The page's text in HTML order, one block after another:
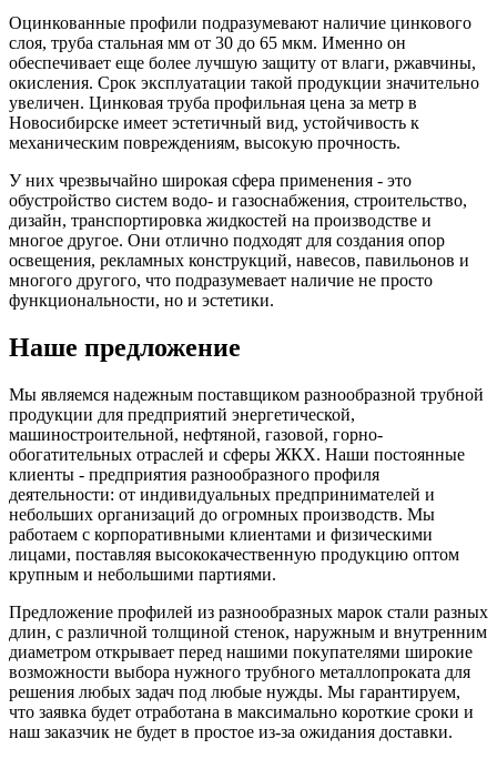
Оцинкованные профили подразумевают наличие цинкового
слоя, труба стальная мм от 30 до 65 мкм. Именно он
обеспечивает еще более лучшую защиту от влаги, ржавчины,
окисления. Срок эксплуатации такой продукции значительно
увеличен. Цинковая труба профильная цена за метр в
Новосибирске имеет эстетичный вид, устойчивость к
механическим повреждениям, высокую прочность.
У них чрезвычайно широкая сфера применения - это
обустройство систем водо- и газоснабжения, строительство,
дизайн, транспортировка жидкостей на производстве и
многое другое. Они отлично подходят для создания опор
освещения, рекламных конструкций, навесов, павильонов и
многого другого, что подразумевает наличие не просто
функциональности, но и эстетики.
Наше предложение
Мы являемся надежным поставщиком разнообразной трубной
продукции для предприятий энергетической,
машиностроительной, нефтяной, газовой, горно-
обогатительных отраслей и сферы ЖКХ. Наши постоянные
клиенты - предприятия разнообразного профиля
деятельности: от индивидуальных предпринимателей и
небольших организаций до огромных производств. Мы
работаем с корпоративными клиентами и физическими
лицами, поставляя высококачественную продукцию оптом
крупным и небольшими партиями.
Предложение профилей из разнообразных марок стали разных
длин, с различной толщиной стенок, наружным и внутренним
диаметром открывает перед нашими покупателями широкие
возможности выбора нужного трубного металлопроката для
решения любых задач под любые нужды. Мы гарантируем,
что заявка будет отработана в максимально короткие сроки и
наш заказчик не будет в простое из-за ожидания доставки.